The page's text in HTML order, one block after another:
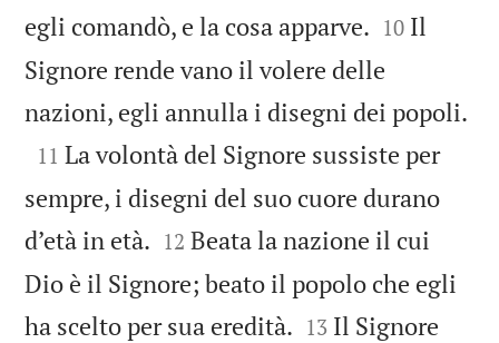
egli comandò, e la cosa apparve. 

10 Il
Signore rende vano il volere delle
nazioni, egli annulla i disegni dei popoli.

11 La volontà del Signore sussiste per
sempre, i disegni del suo cuore durano
d’età in età. 

12 Beata la nazione il cui
Dio è il Signore; beato il popolo che egli
ha scelto per sua eredità. 

13 Il Signore